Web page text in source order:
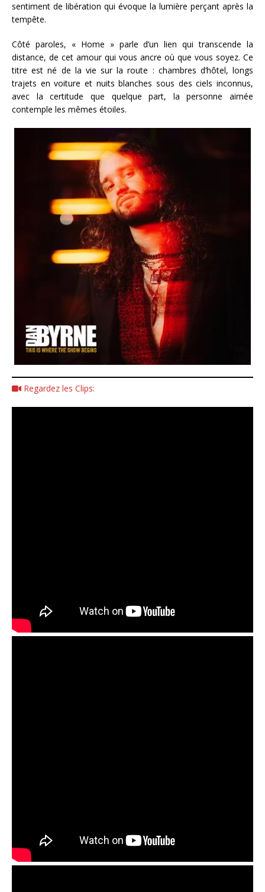
sentiment de libération qui évoque la lumière perçant après la
tempête.
Côté paroles, « Home » parle d’un lien qui transcende la
distance, de cet amour qui vous ancre où que vous soyez. Ce
titre est né de la vie sur la route : chambres d’hôtel, longs
trajets en voiture et nuits blanches sous des ciels inconnus,
avec la certitude que quelque part, la personne aimée
contemple les mêmes étoiles.
Regardez les Clips: